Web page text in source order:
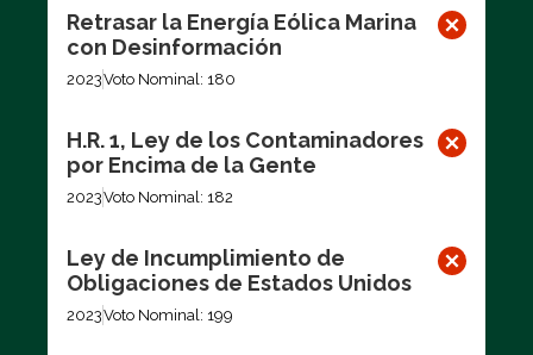
Retrasar la Energía Eólica Marina
con Desinformación
2023Voto Nominal: 180
H.R. 1, Ley de los Contaminadores
por Encima de la Gente
2023Voto Nominal: 182
Ley de Incumplimiento de
Obligaciones de Estados Unidos
2023Voto Nominal: 199